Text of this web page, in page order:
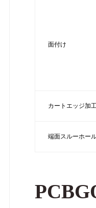
面付け
カートエッジ加
端面スルーホー